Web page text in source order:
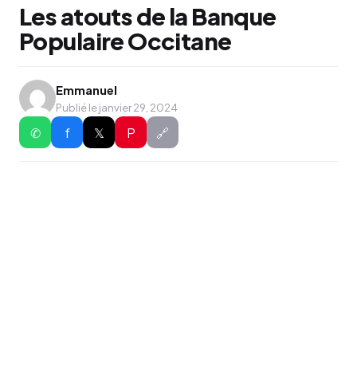
Les atouts de la Banque
Populaire Occitane
Emmanuel
Publié le janvier 29, 2024
✆ f 𝕏 P 🔗